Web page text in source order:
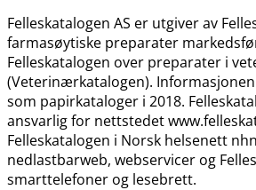
Felleskatalogen AS er utgiver av
farmasøytiske preparater
Felleskatalogen over preparater i
(Veterinærkatalogen).
som papirkataloger i 2018.
ansvarlig for nettstedet
Felleskatalogen i Norsk helsenett
nedlastbarweb, webservicer og
smarttelefoner og lesebrett.